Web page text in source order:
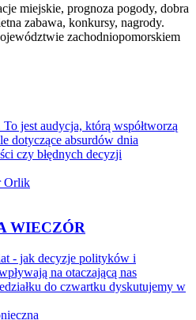
miejskie, prognoza pogody, dobra
zabawa, konkursy, nagrody.
zachodniopomorskiem
jest audycja, którą współtworzą
dotyczące absurdów dnia
czy błędnych decyzji
Orlik
WIECZÓR
- jak decyzje polityków i
na otaczającą nas
do czwartku dyskutujemy w